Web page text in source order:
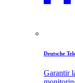
Deutsche
Garantir